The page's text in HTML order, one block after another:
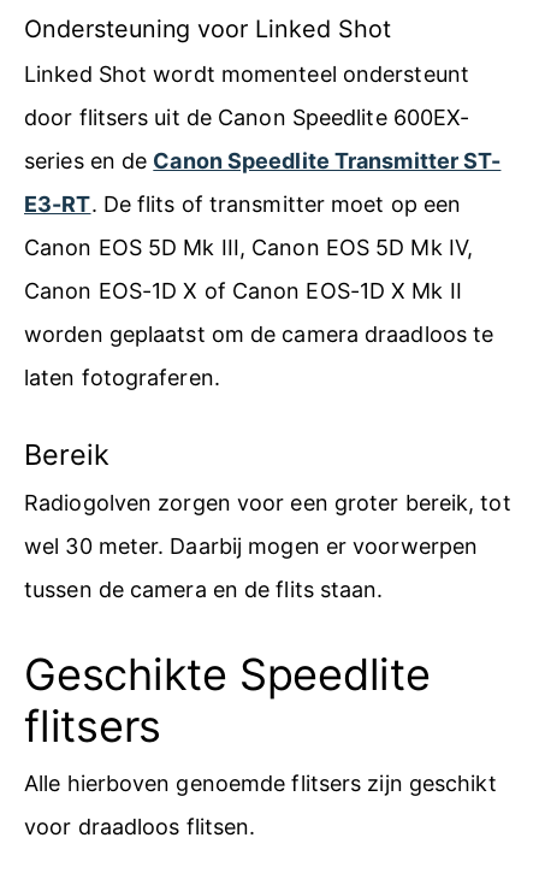
Ondersteuning voor Linked Shot
Linked Shot wordt momenteel ondersteunt
door flitsers uit de Canon Speedlite 600EX-
series en de Canon Speedlite Transmitter ST-
E3-RT. De flits of transmitter moet op een
Canon EOS 5D Mk III, Canon EOS 5D Mk IV,
Canon EOS-1D X of Canon EOS-1D X Mk II
worden geplaatst om de camera draadloos te
laten fotograferen.
Bereik
Radiogolven zorgen voor een groter bereik, tot
wel 30 meter. Daarbij mogen er voorwerpen
tussen de camera en de flits staan.
Geschikte Speedlite
flitsers
Alle hierboven genoemde flitsers zijn geschikt
voor draadloos flitsen.